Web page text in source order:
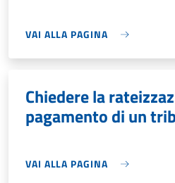
VAI ALLA PAGINA
Chiedere la
pagamento di un
VAI ALLA PAGINA